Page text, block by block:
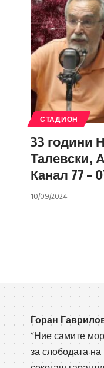
СТАДИОН
33 години
Талевски,
Канал 77 –
10/09/2024
Горан
“Ние самите
за слободата на